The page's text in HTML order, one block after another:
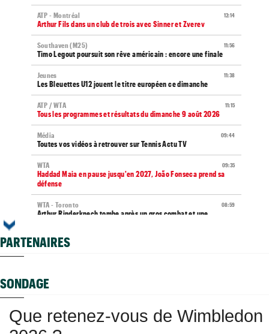
12:14
ATP - Montréal
Arthur Fils dans un club de trois avec Sinner et Zverev
11:56
Southaven (M25)
Timo Legout poursuit son rêve américain : encore une finale
11:38
Jeunes
Les Bleuettes U12 jouent le titre européen ce dimanche
11:15
ATP / WTA
Tous les programmes et résultats du dimanche 9 août 2026
09:44
Média
Toutes vos vidéos à retrouver sur Tennis Actu TV
09:35
WTA
Haddad Maia en pause jusqu'en 2027, João Fonseca prend sa
défense
08:59
WTA - Toronto
Arthur Rinderknech tombe après un gros combat et une
WTA - Toronto
Tennis Actu
08:28
ATP - Montréal
PARTENAIRES
SONDAGE
Que retenez-vous de Wimbledon